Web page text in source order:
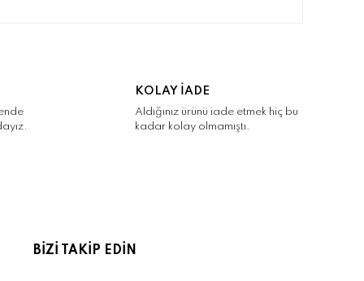
KOLAY İADE
Aldığınız ürünü iade etmek hiç bu
kadar kolay olmamıştı.
BİZİ TAKİP EDİN